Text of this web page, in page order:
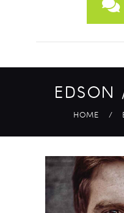
EDSON
HOME